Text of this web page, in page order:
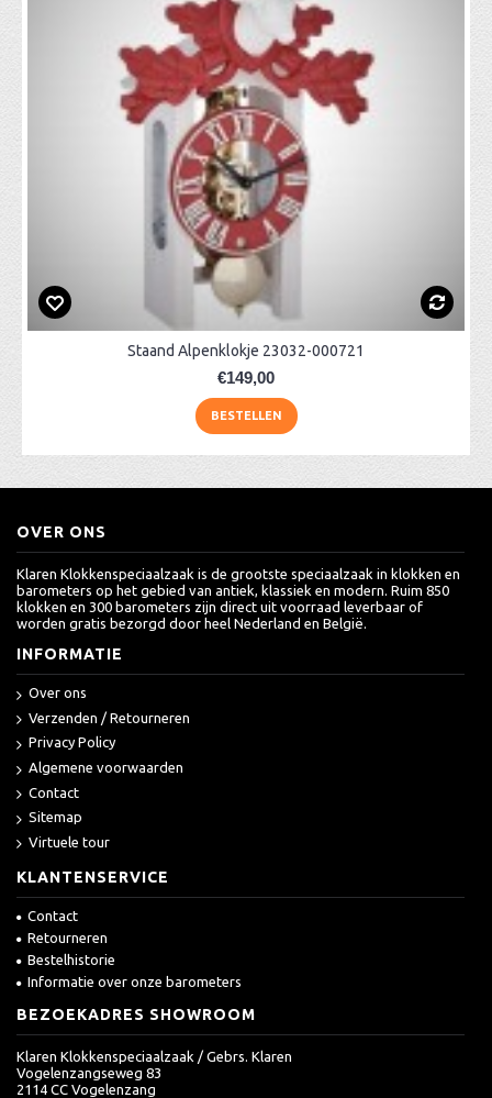
Staand Alpenklokje 23032-000721
€149,00
BESTELLEN
OVER ONS
Klaren Klokkenspeciaalzaak is de grootste speciaalzaak in klokken en
barometers op het gebied van antiek, klassiek en modern. Ruim 850
klokken en 300 barometers zijn direct uit voorraad leverbaar of
worden gratis bezorgd door heel Nederland en België.
INFORMATIE
Over ons
Verzenden / Retourneren
Privacy Policy
Algemene voorwaarden
Contact
Sitemap
Virtuele tour
KLANTENSERVICE
Contact
Retourneren
Bestelhistorie
Informatie over onze barometers
BEZOEKADRES SHOWROOM
Klaren Klokkenspeciaalzaak / Gebrs. Klaren
Vogelenzangseweg 83
2114 CC Vogelenzang